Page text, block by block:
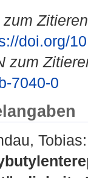
zum
doi.org/
zum
7040-0
Tobias: